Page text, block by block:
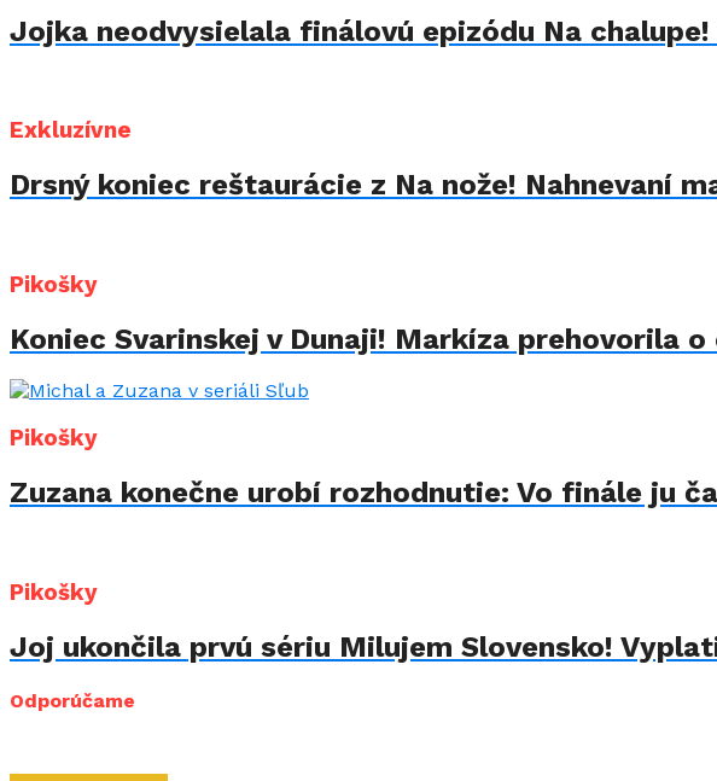
Jojka neodvysielala finálovú epizódu Na
Exkluzívne
Drsný koniec reštaurácie z Na nože! Nahnevaní
Pikošky
Koniec Svarinskej v Dunaji! Markíza prehovorila
Pikošky
Zuzana konečne urobí rozhodnutie: Vo finále ju
Pikošky
Joj ukončila prvú sériu Milujem Slovensko!
Odporúčame